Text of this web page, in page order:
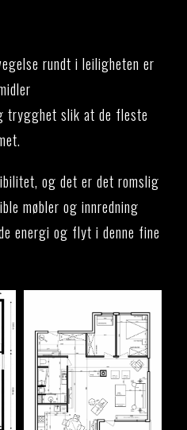
rundt i leiligheten er
trygghet slik at de fleste
og det er det romslig
møbler og innredning
energi og flyt i denne fine